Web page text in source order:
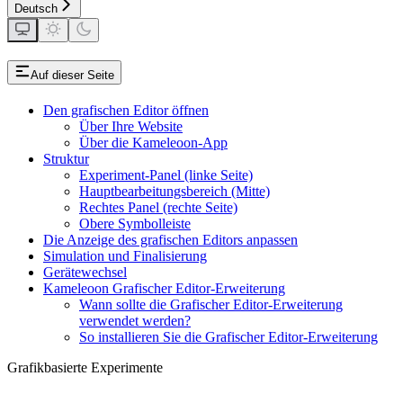
Deutsch
Auf dieser Seite
Den grafischen Editor öffnen
Über Ihre Website
Über die Kameleoon-App
Struktur
Experiment-Panel (linke Seite)
Hauptbearbeitungsbereich (Mitte)
Rechtes Panel (rechte Seite)
Obere Symbolleiste
Die Anzeige des grafischen Editors anpassen
Simulation und Finalisierung
Gerätewechsel
Kameleoon Grafischer Editor-Erweiterung
Wann sollte die Grafischer Editor-Erweiterung
verwendet werden?
So installieren Sie die Grafischer Editor-Erweiterung
Grafikbasierte Experimente